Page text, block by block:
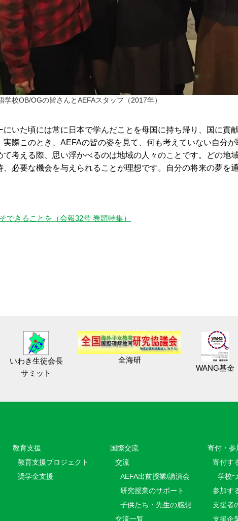
学校OB/OGの皆さんとAEFAスタッフ（2017年）
にいた頃には常に日本で学んだことを母国に持ち帰り、国に貢
実際このとき、AEFAの皆の姿を見て、何も考えていない自分
て考える際、思い浮かべるのは地域の人々のことです。どの地
、必要な機会を与えられることが理想です。自分の将来の夢を
できることを（会報32号 巻頭特集）
いわき生徒会長
サミット
全海研
WANG基金
教育⽀援
教育⽀援プロジェクト
奨学金支援
国際交流
交流
AEFA出前授業/講演会
研究授業のサポート
子供たち・先生の感想
交流一覧
寄付・参
寄付す
学校
参加す
支援者
支援企